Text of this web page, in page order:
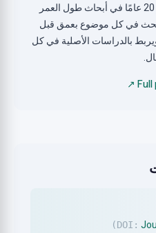
البيوهاكينغ بخبرة عملية تتجاوز 20 عامًا في أبحاث طول العمر
في كل موضوع بعمق قبل
ويربط بالدراسات الأصلية في كل
Full
(DOI: